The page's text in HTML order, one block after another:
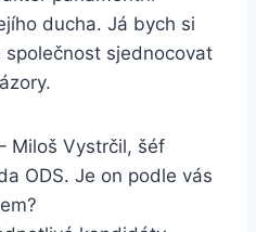
ducha. Já bych si
sjednocovat
Miloš Vystrčil, šéf
ODS. Je on podle vás